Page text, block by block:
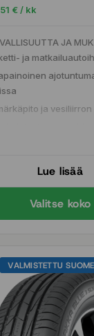
51 € / kk
JA
ja
ja
ja viiltoja
Lue lisää
Valitse koko
VALMISTETTU